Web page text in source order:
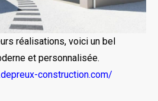
réalisations, voici un bel
et personnalisée.
construction.com/